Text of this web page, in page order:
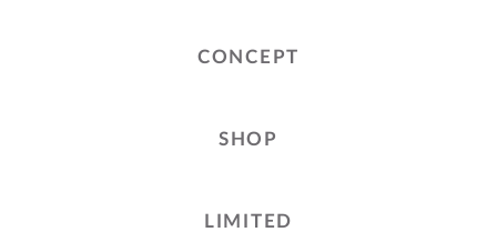
CONCEPT
SHOP
LIMITED